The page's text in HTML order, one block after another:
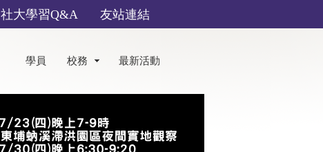
社大學習Q&A 友站連結
學員 校務 最新活動